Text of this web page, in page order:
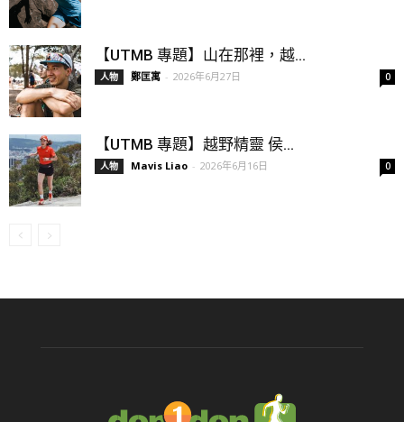
【UTMB 專題】山在那裡，越...
人物 鄭匡寓 - 2026年6月27日 0
【UTMB 專題】越野精靈 侯...
人物 Mavis Liao - 2026年6月16日 0